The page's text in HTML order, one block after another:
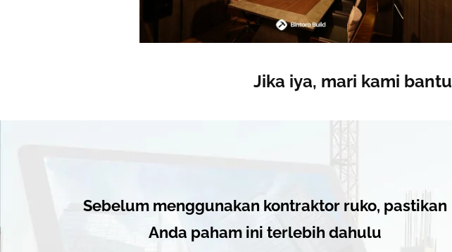
Jika iya, mari kami bantu
Sebelum menggunakan kontraktor ruko, pastikan
Anda paham ini terlebih dahulu